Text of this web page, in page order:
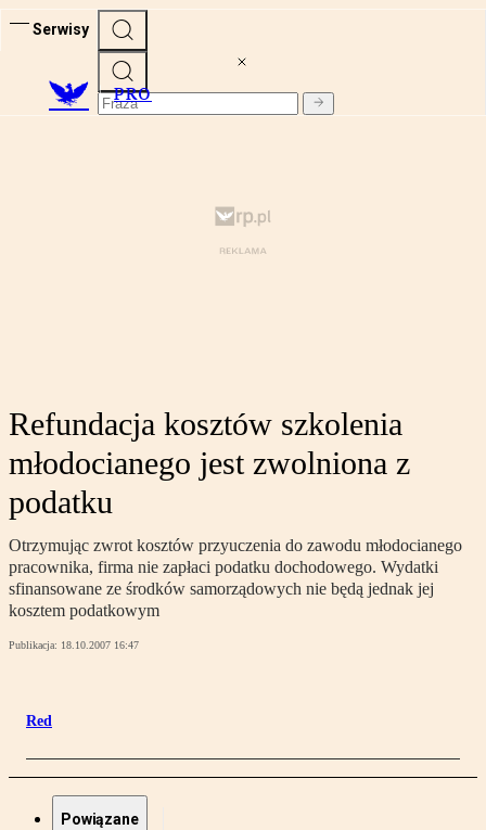
Serwisy
PRO
Refundacja kosztów szkolenia
młodocianego jest zwolniona z
podatku
Otrzymując zwrot kosztów przyuczenia do zawodu młodocianego
pracownika, firma nie zapłaci podatku dochodowego. Wydatki
sfinansowane ze środków samorządowych nie będą jednak jej
kosztem podatkowym
Publikacja: 18.10.2007 16:47
Red
Powiązane